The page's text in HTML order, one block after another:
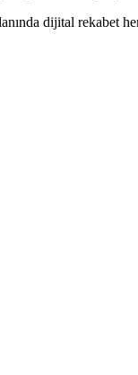
dijital rekabet